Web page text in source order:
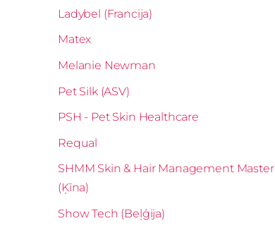
Ladybel (Francija)
Matex
Melanie Newman
Pet Silk (ASV)
PSH - Pet Skin Healthcare
Requal
SHMM Skin & Hair Management Master
(Ķīna)
Show Tech (Beļģija)